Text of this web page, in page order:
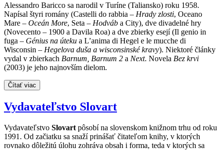
Alessandro Baricco sa narodil v Turíne (Taliansko) roku 1958.
Napísal štyri romány (Castelli do rabbia – Hrady zlosti, Oceano
Mare – Oceán More, Seta – Hodváb a City), dve divadelné hry
(Novecento – 1900 a Davila Roa) a dve zbierky esejí (Il genio in
fuga – Génius na úteku a L’anima di Hegel e le mucche di
Wisconsin – Hegelova duša a wisconsinské kravy). Niektoré články
vydal v zbierkach Barnum, Barnum 2 a Next. Novela Bez krvi
(2003) je jeho najnovším dielom.
Čítať viac
Vydavateľstvo Slovart
Vydavateľstvo Slovart pôsobí na slovenskom knižnom trhu od roku
1991. Od začiatku sa snaží prinášať čitateľom knihy, v ktorých
rovnako dôležitú úlohu zohráva obsah i forma, teda v ktorých sa